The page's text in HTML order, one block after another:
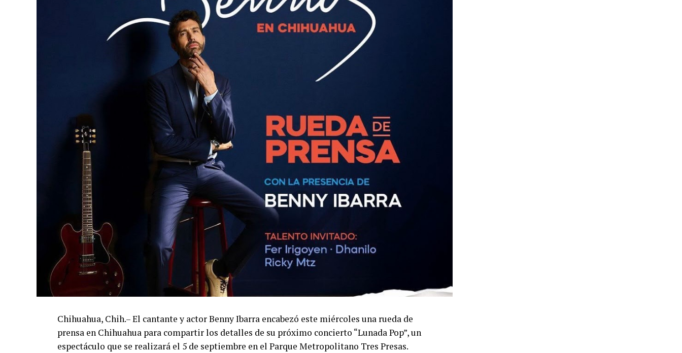
Chihuahua, Chih.– El cantante y actor Benny Ibarra encabezó este miércoles una rueda de
prensa en Chihuahua para compartir los detalles de su próximo concierto “Lunada Pop”, un
espectáculo que se realizará el 5 de septiembre en el Parque Metropolitano Tres Presas.